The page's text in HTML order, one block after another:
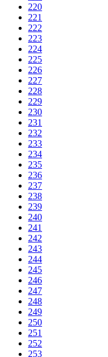
220
221
222
223
224
225
226
227
228
229
230
231
232
233
234
235
236
237
238
239
240
241
242
243
244
245
246
247
248
249
250
251
252
253